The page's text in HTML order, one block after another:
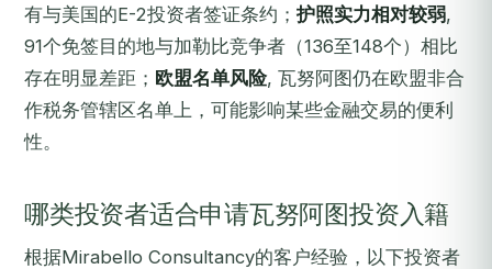
有与美国的E-2投资者签证条约； 护照实力相对较弱,
91个免签目的地与加勒比竞争者（136至148个）相比
存在明显差距； 欧盟名单风险, 瓦努阿图仍在欧盟非合
作税务管辖区名单上，可能影响某些金融交易的便利
性。
哪类投资者适合申请瓦努阿图投资入籍
根据Mirabello Consultancy的客户经验，以下投资者